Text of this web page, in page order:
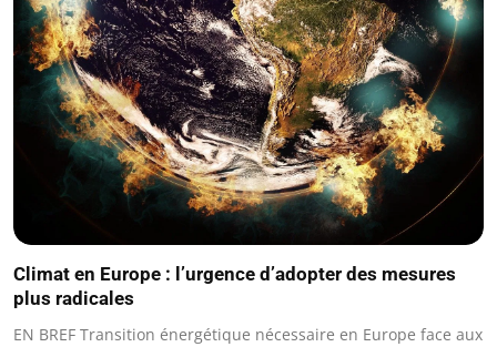
Climat en Europe : l’urgence d’adopter des mesures
plus radicales
EN BREF Transition énergétique nécessaire en Europe face aux